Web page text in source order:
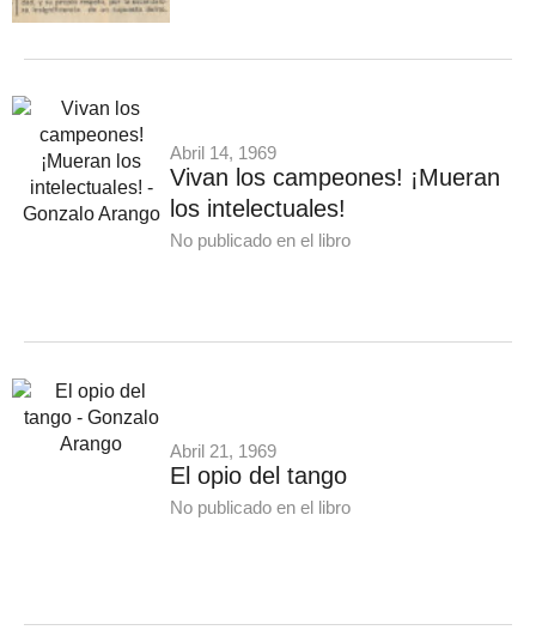
Abril 14, 1969
Vivan los campeones! ¡Mueran
los intelectuales!
No publicado en el libro
Abril 21, 1969
El opio del tango
No publicado en el libro